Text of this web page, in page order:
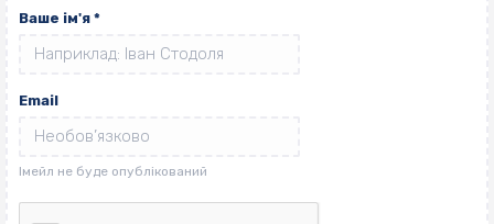
Ваше ім'я *
Email